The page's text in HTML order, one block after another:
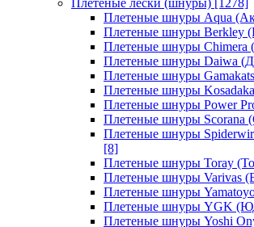
Плетеные лески (шнуры) [1278]
Плетеные шнуры Aqua
Плетеные шнуры Berkley
Плетеные шнуры Chimera
Плетеные шнуры Daiwa
Плетеные шнуры
Плетеные шнуры
Плетеные шнуры Power
Плетеные шнуры Scorana
Плетеные шнуры
[8]
Плетеные шнуры Toray
Плетеные шнуры Varivas
Плетеные шнуры
Плетеные шнуры YGK
Плетеные шнуры Yoshi